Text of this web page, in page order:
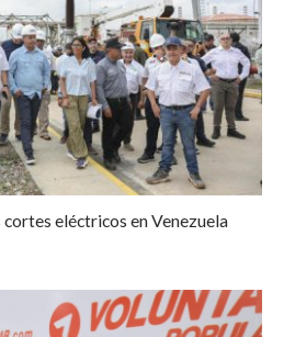
eléctricos en Venezuela